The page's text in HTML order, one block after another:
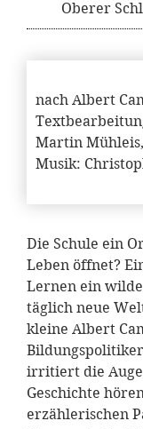
Oberer
nach Albert
Martin Mühleis,
Musik:
Die Schule ein
Leben öffnet?
Lernen ein
täglich neue
kleine Albert
Bildungspolitiker
irritiert die
Geschichte
erzählerischen